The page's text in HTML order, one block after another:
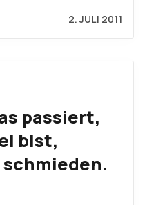
2. JULI 2011
passiert,
bist,